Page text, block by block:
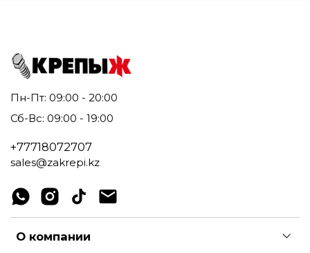
Пн-Пт: 09:00 - 20:00
Сб-Вс: 09:00 - 19:00
+77718072707
sales@zakrepi.kz
О компании